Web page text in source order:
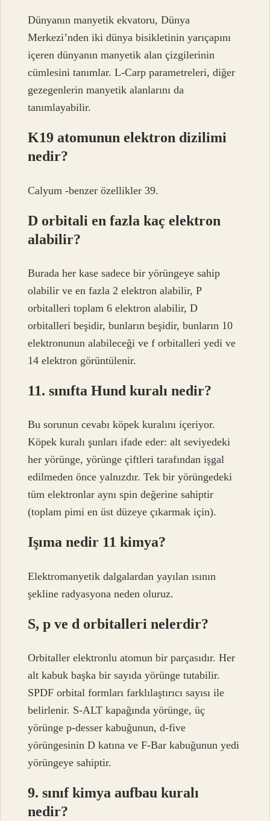
Dünyanın manyetik ekvatoru, Dünya
Merkezi’nden iki dünya bisikletinin yarıçapını
içeren dünyanın manyetik alan çizgilerinin
cümlesini tanımlar. L-Carp parametreleri, diğer
gezegenlerin manyetik alanlarını da
tanımlayabilir.
K19 atomunun elektron dizilimi
nedir?
Calyum -benzer özellikler 39.
D orbitali en fazla kaç elektron
alabilir?
Burada her kase sadece bir yörüngeye sahip
olabilir ve en fazla 2 elektron alabilir, P
orbitalleri toplam 6 elektron alabilir, D
orbitalleri beşidir, bunların beşidir, bunların 10
elektronunun alabileceği ve f orbitalleri yedi ve
14 elektron görüntülenir.
11. sınıfta Hund kuralı nedir?
Bu sorunun cevabı köpek kuralını içeriyor.
Köpek kuralı şunları ifade eder: alt seviyedeki
her yörünge, yörünge çiftleri tarafından işgal
edilmeden önce yalnızdır. Tek bir yörüngedeki
tüm elektronlar aynı spin değerine sahiptir
(toplam pimi en üst düzeye çıkarmak için).
Işıma nedir 11 kimya?
Elektromanyetik dalgalardan yayılan ısının
şekline radyasyona neden oluruz.
S, p ve d orbitalleri nelerdir?
Orbitaller elektronlu atomun bir parçasıdır. Her
alt kabuk başka bir sayıda yörünge tutabilir.
SPDF orbital formları farklılaştırıcı sayısı ile
belirlenir. S-ALT kapağında yörünge, üç
yörünge p-desser kabuğunun, d-five
yörüngesinin D katına ve F-Bar kabuğunun yedi
yörüngeye sahiptir.
9. sınıf kimya aufbau kuralı
nedir?